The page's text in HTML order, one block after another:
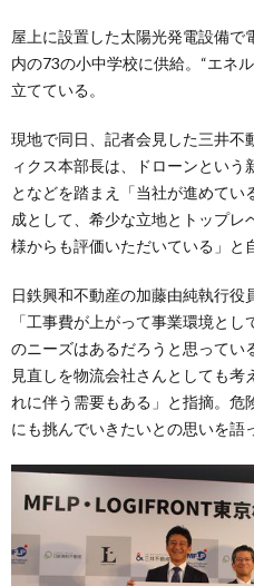
屋上に設置した太陽光発電設備
内の73の小中学校に供給。“エネ
立てている。
現地で同日、記者会見した三井不
ィクス本部長は、ドローンという
となどを踏まえ「当社が進めて
成として、希少な立地とトップレ
様からも評価いただいている」と
日鉄興和不動産の加藤由純執行
「工事費が上がって事業環境と
のニーズはあるだろうと思って
見直しを物流会社さんとしても
れに伴う需要もある」と指摘。危
にも挑んでいきたいとの思いを語